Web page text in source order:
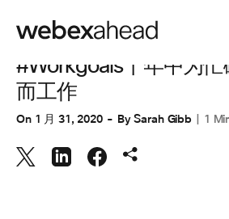
协作
#Workgoals十年中为
而工作
On 1 月 31, 2020 BySarah Gibb 1